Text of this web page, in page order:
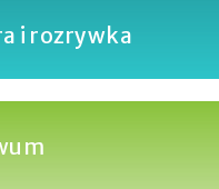
i rozrywka